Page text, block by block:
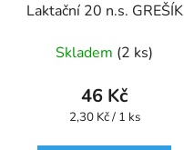
Laktační 20 n.s. GREŠÍK
Skladem (2 ks)
46 Kč
Měrná
2,30 Kč / 1 ks